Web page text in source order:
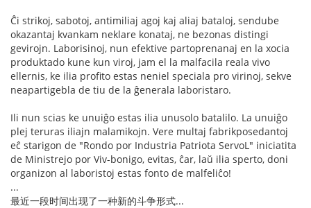
Ĉi strikoj, sabotoj, antimiliaj agoj kaj aliaj bataloj, sendube
okazantaj kvankam neklare konataj, ne bezonas distingi
gevirojn. Laborisinoj, nun efektive partoprenanaj en la xocia
produktado kune kun viroj, jam el la malfacila reala vivo
ellernis, ke ilia profito estas neniel speciala pro virinoj, sekve
neapartigebla de tiu de la ĝenerala laboristaro.
Ili nun scias ke unuiĝo estas ilia unusolo batalilo. La unuiĝo
plej teruras iliajn malamikojn. Vere multaj fabrikposedantoj
eĉ starigon de "Rondo por Industria Patriota ServoL" iniciatita
de Ministrejo por Viv-bonigo, evitas, ĉar, laŭ ilia sperto, doni
organizon al laboristoj estas fonto de malfeliĉo!
...
最近一段时间出现了一种新的斗争形式...